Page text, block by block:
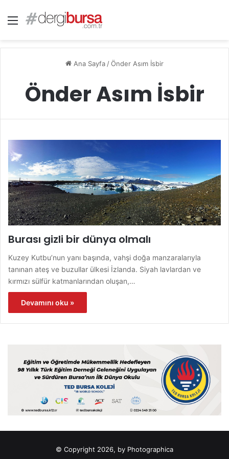
Menü
Ana Sayfa /Önder Asım İsbir
Önder Asım İsbir
Burası gizli bir dünya olmalı
Kuzey Kutbu’nun yanı başında, vahşi doğa manzaralarıyla
tanınan ateş ve buzullar ülkesi İzlanda. Siyah lavlardan ve
kırmızı sülfür katmanlarından oluşan,…
Devamını oku »
© Copyright 2026, by Photographica